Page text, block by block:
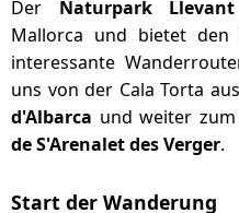
Der Naturpark Llevant
Mallorca und bietet den
interessante
uns von der Cala Torta
d'Albarca und weiter
de S'Arenalet des Verger.
Start der Wanderung